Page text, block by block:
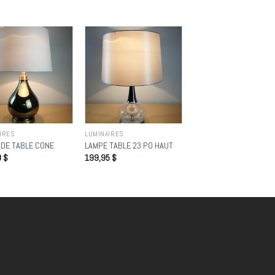
Add to
wishlist
TABLE CONE
$
LUMINAIRES
LAMPE TABLE 23 PO HAUT
199,95 $